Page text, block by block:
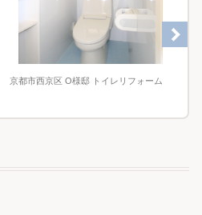
京都市西京区 O様邸 トイレリフォーム